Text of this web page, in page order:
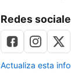
Redes
Actualiza esta